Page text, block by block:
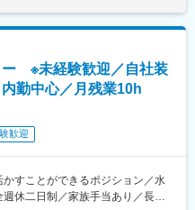
え、社員の成長・挑戦を積極的
く方につきまして、荏原製作所
ム社/荏原エリオット社）でも同
社向けのエンジニアリング事業
品の構造設計・回路設計等のプ
術を活かし、様々な分野で当社
電機グループ中核の設計開発会社
の実現」、「サステナビリティ
ー ※未経験歓迎／自社装
勤中心／月残業10h
歓迎
かすことができるポジション／水
休二日制／家族手当あり／長期